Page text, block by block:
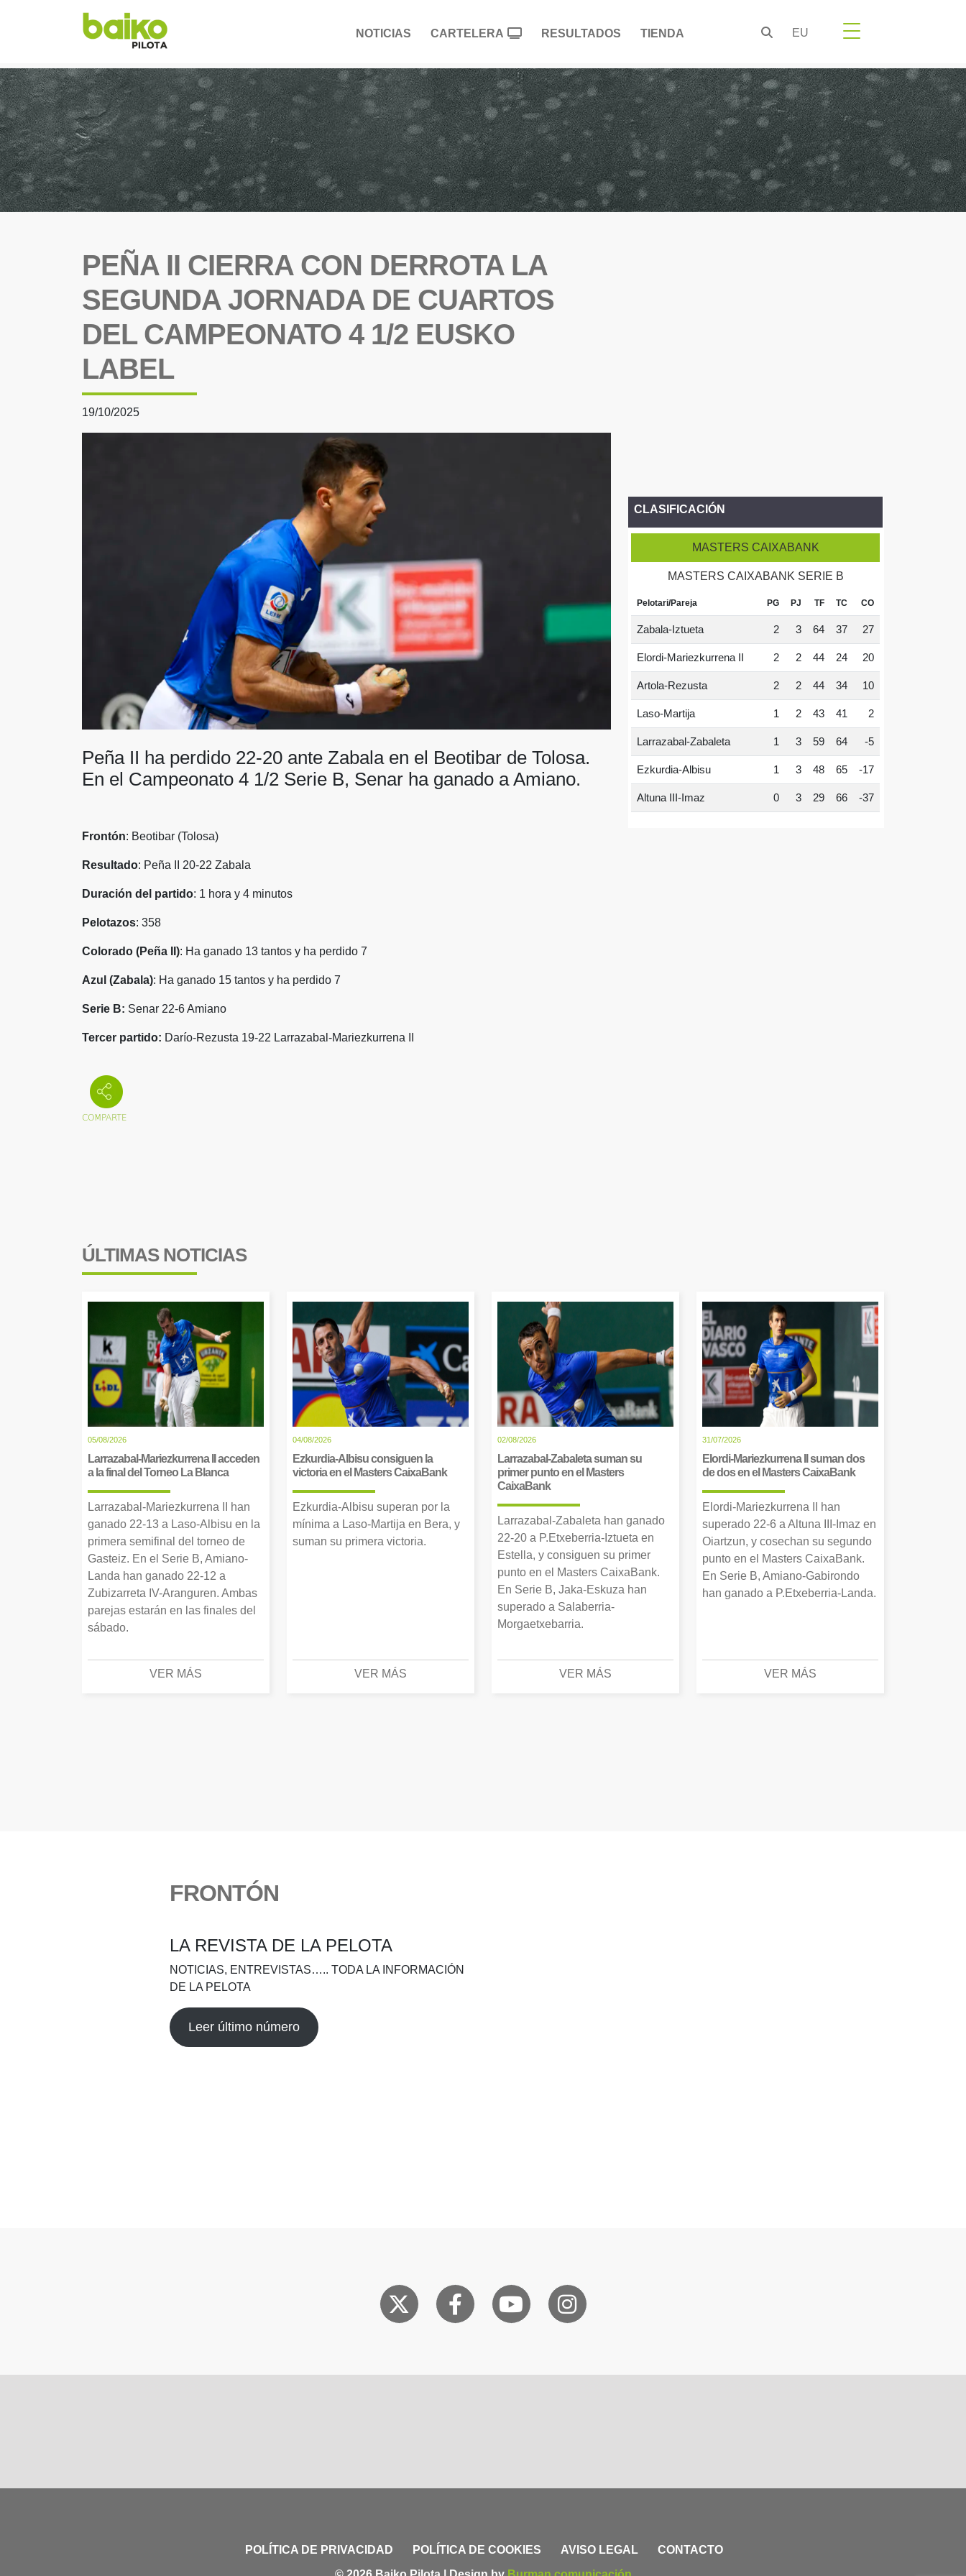
NOTICIAS CARTELERA RESULTADOS TIENDA EU
PEÑA II CIERRA CON DERROTA LA
SEGUNDA JORNADA DE CUARTOS
DEL CAMPEONATO 4 1/2 EUSKO
LABEL
19/10/2025
Peña II ha perdido 22-20 ante Zabala en el Beotibar de Tolosa.
En el Campeonato 4 1/2 Serie B, Senar ha ganado a Amiano.
Frontón: Beotibar (Tolosa)
Resultado: Peña II 20-22 Zabala
Duración del partido: 1 hora y 4 minutos
Pelotazos: 358
Colorado (Peña II): Ha ganado 13 tantos y ha perdido 7
Azul (Zabala): Ha ganado 15 tantos y ha perdido 7
Serie B: Senar 22-6 Amiano
Tercer partido: Darío-Rezusta 19-22 Larrazabal-Mariezkurrena II
CLASIFICACIÓN
MASTERS CAIXABANK
MASTERS CAIXABANK SERIE B
Pelotari/Pareja PG PJ TF TC CO
Zabala-Iztueta 2 3 64 37 27
Elordi-Mariezkurrena II 2 2 44 24 20
Artola-Rezusta 2 2 44 34 10
Laso-Martija 1 2 43 41 2
Larrazabal-Zabaleta 1 3 59 64 -5
Ezkurdia-Albisu 1 3 48 65 -17
Altuna III-Imaz 0 3 29 66 -37
ÚLTIMAS NOTICIAS
05/08/2026
Larrazabal-Mariezkurrena II acceden
a la final del Torneo La Blanca
Larrazabal-Mariezkurrena II han
ganado 22-13 a Laso-Albisu en la
primera semifinal del torneo de
Gasteiz. En el Serie B, Amiano-
Landa han ganado 22-12 a
Zubizarreta IV-Aranguren. Ambas
parejas estarán en las finales del
sábado.
VER MÁS
04/08/2026
Ezkurdia-Albisu consiguen la
victoria en el Masters CaixaBank
Ezkurdia-Albisu superan por la
mínima a Laso-Martija en Bera, y
suman su primera victoria.
VER MÁS
02/08/2026
Larrazabal-Zabaleta suman su
primer punto en el Masters
CaixaBank
Larrazabal-Zabaleta han ganado
22-20 a P.Etxeberria-Iztueta en
Estella, y consiguen su primer
punto en el Masters CaixaBank.
En Serie B, Jaka-Eskuza han
superado a Salaberria-
Morgaetxebarria.
VER MÁS
31/07/2026
Elordi-Mariezkurrena II suman dos
de dos en el Masters CaixaBank
Elordi-Mariezkurrena II han
superado 22-6 a Altuna III-Imaz en
Oiartzun, y cosechan su segundo
punto en el Masters CaixaBank.
En Serie B, Amiano-Gabirondo
han ganado a P.Etxeberria-Landa.
VER MÁS
FRONTÓN
LA REVISTA DE LA PELOTA
NOTICIAS, ENTREVISTAS….. TODA LA INFORMACIÓN
DE LA PELOTA
Leer último número
POLÍTICA DE PRIVACIDAD POLÍTICA DE COOKIES AVISO LEGAL
CONTACTO